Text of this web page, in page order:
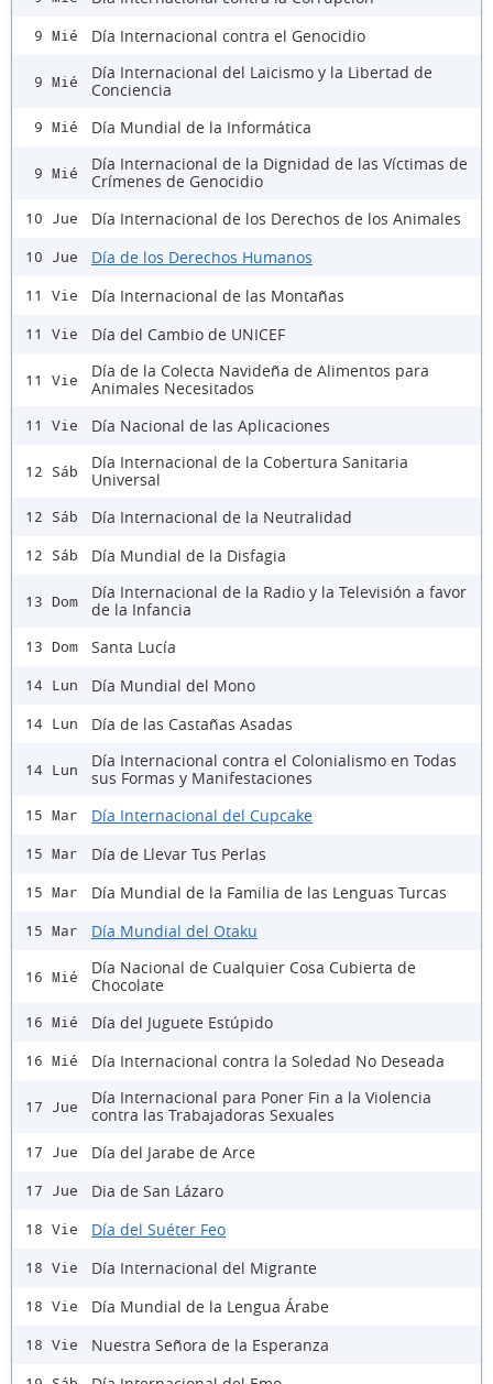
9 Mié Día Internacional contra el Genocidio
9 Mié
Día Internacional del Laicismo y la Libertad de
Conciencia
9 Mié Día Mundial de la Informática
9 Mié
Día Internacional de la Dignidad de las Víctimas de
Crímenes de Genocidio
10 Jue Día Internacional de los Derechos de los Animales
10 Jue Día de los Derechos Humanos
11 Vie Día Internacional de las Montañas
11 Vie Día del Cambio de UNICEF
11 Vie
Día de la Colecta Navideña de Alimentos para
Animales Necesitados
11 Vie Día Nacional de las Aplicaciones
12 Sáb
Día Internacional de la Cobertura Sanitaria
Universal
12 Sáb Día Internacional de la Neutralidad
12 Sáb Día Mundial de la Disfagia
13 Dom
Día Internacional de la Radio y la Televisión a favor
de la Infancia
13 Dom Santa Lucía
14 Lun Día Mundial del Mono
14 Lun Día de las Castañas Asadas
14 Lun
Día Internacional contra el Colonialismo en Todas
sus Formas y Manifestaciones
15 Mar Día Internacional del Cupcake
15 Mar Día de Llevar Tus Perlas
15 Mar Día Mundial de la Familia de las Lenguas Turcas
15 Mar Día Mundial del Otaku
16 Mié
Día Nacional de Cualquier Cosa Cubierta de
Chocolate
16 Mié Día del Juguete Estúpido
16 Mié Día Internacional contra la Soledad No Deseada
17 Jue
Día Internacional para Poner Fin a la Violencia
contra las Trabajadoras Sexuales
17 Jue Día del Jarabe de Arce
17 Jue Dia de San Lázaro
18 Vie Día del Suéter Feo
18 Vie Día Internacional del Migrante
18 Vie Día Mundial de la Lengua Árabe
18 Vie Nuestra Señora de la Esperanza